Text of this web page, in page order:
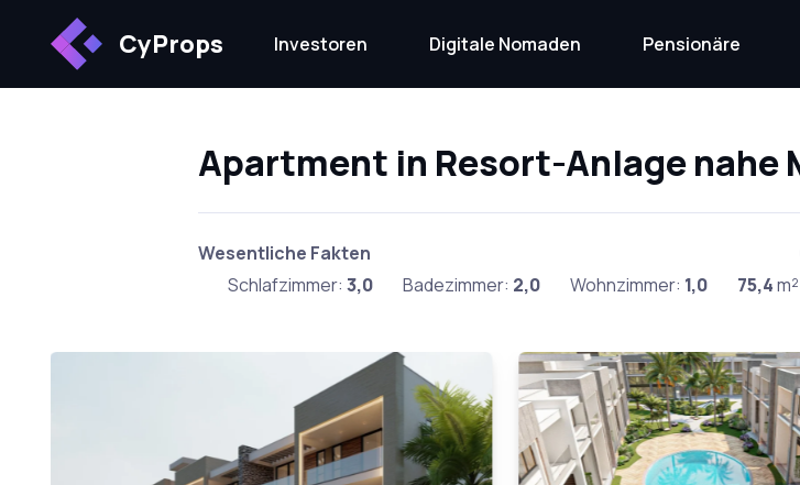
CyProps Investoren Digitale Nomaden Pensionäre
Apartment in Resort-Anlage nahe
Wesentliche Fakten
Schlafzimmer: 3,0 Badezimmer: 2,0 Wohnzimmer: 1,0 75,4m²